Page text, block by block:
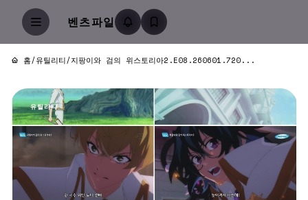
벤츠파일
홈/유틸리티/지팡이와 검의 위스토리아2.E08.260601.720...
유틸리티